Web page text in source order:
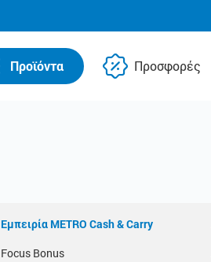
Προϊόντα Προσφορές
Εμπειρία METRO Cash & Carry
Focus Bonus